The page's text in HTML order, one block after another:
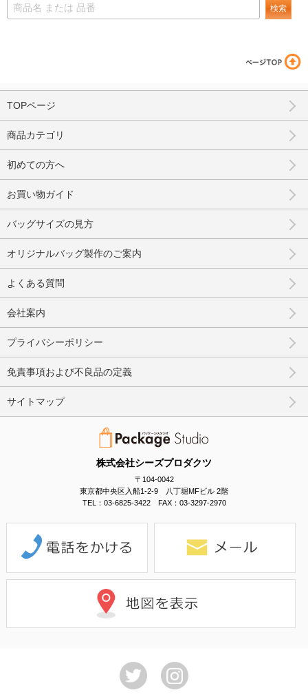
検索
株式会社シーズプロダクツ
〒104-0042
東京都中央区入船1-2-9 八丁堀MFビル 2階
TEL：03-6825-3422 FAX：03-3297-2970
TOPページ
商品カテゴリ
初めての方へ
お買い物ガイド
バッグサイズの見方
オリジナルバッグ製作のご案内
よくある質問
会社案内
プライバシーポリシー
免責事項および不良品の定義
サイトマップ